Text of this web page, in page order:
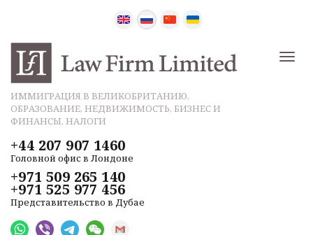
ИММИГРАЦИЯ В ВЕЛИКОБРИТАНИЮ,
ОБРАЗОВАНИЕ, НЕДВИЖИМОСТЬ, БИЗНЕС И
ФИНАНСЫ, НАЛОГИ
+44 207 907 1460
Головной офис в Лондоне
+971 509 265 140
+971 525 977 456
Представительство в Дубае